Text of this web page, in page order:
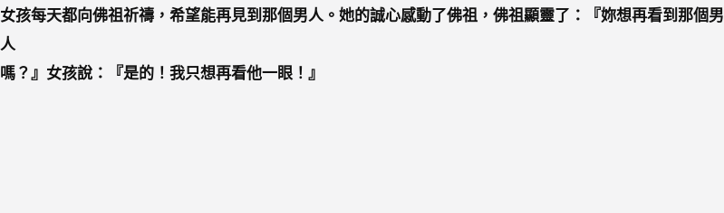
女孩每天都向佛祖祈禱，希望能再見到那個男人。她的誠心感動了佛祖，佛祖顯靈了：『妳想再看到那個男
人
嗎？』女孩說：『是的！我只想再看他一眼！』